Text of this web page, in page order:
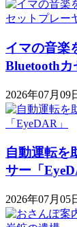
イマの音楽
Bluetoothカ
2026年07月09
自動運転を
サー「
2026年07月05